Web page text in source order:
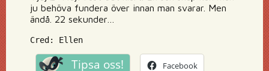
ju behöva fundera över innan man svarar. Men
ändå. 22 sekunder…
Cred: Ellen
Tipsa oss! Facebook